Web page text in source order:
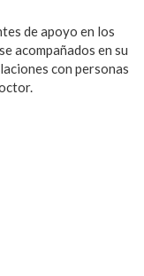
de apoyo en los
acompañados en su
con personas